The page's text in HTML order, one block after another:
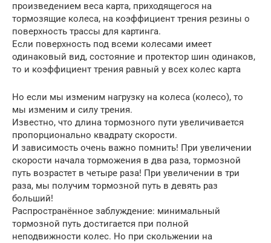
произведением веса карта, приходящегося на
тормозящие колеса, на коэффициент трения резины о
поверхность трассы для картинга.
Если поверхность под всеми колесами имеет
одинаковый вид, состояние и протектор шин одинаков,
то и коэффициент трения равный у всех колес карта
Но если мы изменим нагрузку на колеса (колесо), то
мы изменим и силу трения.
Известно, что длина тормозного пути увеличивается
пропорционально квадрату скорости.
И зависимость очень важно помнить! При увеличении
скорости начала торможения в два раза, тормозной
путь возрастет в четыре раза! При увеличении в три
раза, мы получим тормозной путь в девять раз
больший!
Распространённое заблуждение: минимальный
тормозной путь достигается при полной
неподвижности колес. Но при скольжении на